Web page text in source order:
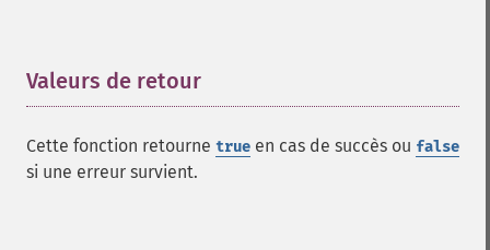
Valeurs de retour
Cette fonction retourne true en cas de succès ou false
si une erreur survient.